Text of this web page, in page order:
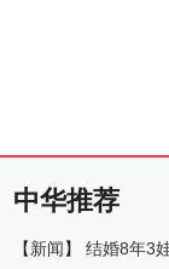
中华推荐
【新闻】
结婚8年3